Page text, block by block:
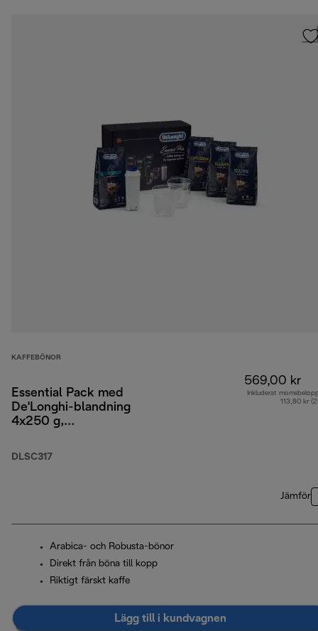
KAFFEBÖNOR
Essential Pack med
De'Longhi-blandning
4x250 g,
vattenfilter
DLSC317
569,00 kr
Inkluderat
113,80 kr
Jämför
Arabica- och Robusta-bönor
Direkt från böna till kopp
Riktigt färskt kaffe
Lägg till i kundvagnen